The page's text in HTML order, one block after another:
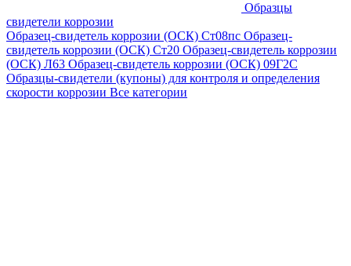
Образцы
свидетели коррозии
Образец-свидетель коррозии (ОСК) Ст08пс Образец-
свидетель коррозии (ОСК) Ст20 Образец-свидетель коррозии
(ОСК) Л63 Образец-свидетель коррозии (ОСК) 09Г2С
Образцы-свидетели (купоны) для контроля и определения
скорости коррозии Все категории